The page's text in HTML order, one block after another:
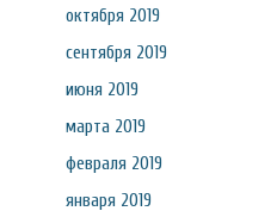
октября 2019
сентября 2019
июня 2019
марта 2019
февраля 2019
января 2019